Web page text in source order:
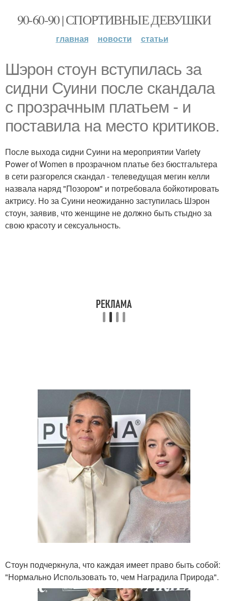
90-60-90 | СПОРТИВНЫЕ ДЕВУШКИ
главная новости статьи
Шэрон стоун вступилась за
сидни Суини после скандала
с прозрачным платьем - и
поставила на место критиков.
После выхода сидни Суини на мероприятии Variety
Power of Women в прозрачном платье без бюстгальтера
в сети разгорелся скандал - телеведущая мегин келли
назвала наряд "Позором" и потребовала бойкотировать
актрису. Но за Суини неожиданно заступилась Шэрон
стоун, заявив, что женщине не должно быть стыдно за
свою красоту и сексуальность.
Стоун подчеркнула, что каждая имеет право быть собой:
"Нормально Использовать то, чем Наградила Природа".